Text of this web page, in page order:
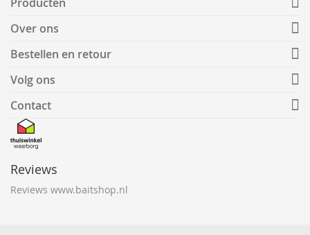
Over ons
Bestellen en retour
Volg ons
Contact
Reviews
Reviews www.baitshop.nl